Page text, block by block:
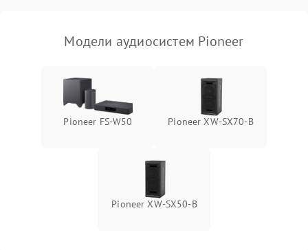
Модели аудиосистем Pioneer
Pioneer FS-W50 Pioneer XW-SX70-B
Pioneer XW-SX50-B